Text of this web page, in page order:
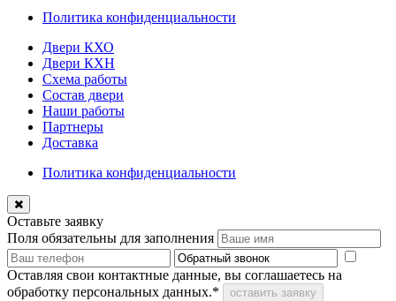
Политика конфиденциальности
Двери КХО
Двери КХН
Схема работы
Состав двери
Наши работы
Партнеры
Доставка
Политика конфиденциальности
Оставьте заявку
Поля обязательны для заполнения
Оставляя свои контактные данные, вы соглашаетесь на
обработку персональных данных.*
оставить заявку